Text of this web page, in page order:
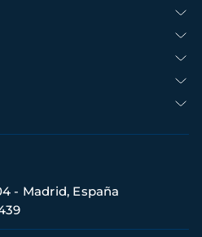
- Madrid, España